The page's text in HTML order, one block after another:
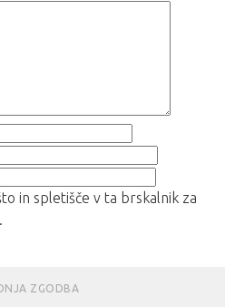
in spletišče v ta brskalnik za
ZGODBA